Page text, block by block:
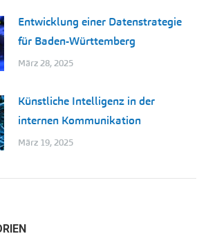
Entwicklung einer Datenstrategie
für Baden-Württemberg
März 28, 2025
Künstliche Intelligenz in der
internen Kommunikation
März 19, 2025